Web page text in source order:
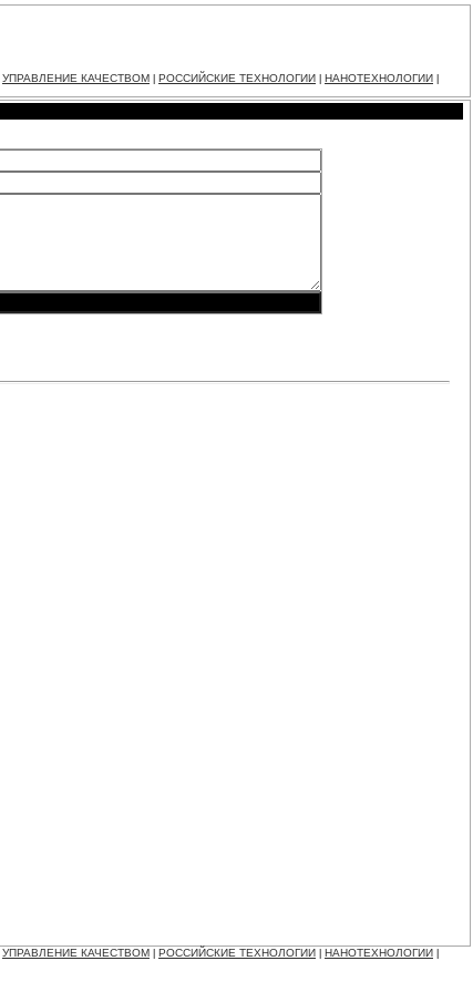
УПРАВЛЕНИЕ КАЧЕСТВОМ РОССИЙСКИЕ ТЕХНОЛОГИИ НАНОТЕХНОЛОГИИ
УПРАВЛЕНИЕ КАЧЕСТВОМ РОССИЙСКИЕ ТЕХНОЛОГИИ НАНОТЕХНОЛОГИИ